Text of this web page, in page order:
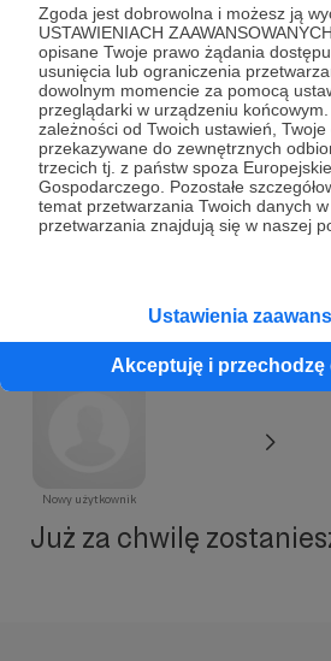
Zgoda jest dobrowolna i możesz ją
USTAWIENIACH
opisane Twoje prawo żądania
usunięcia lub ograniczenia
dowolnym momencie za pomocą
przeglądarki w urządzeniu
zależności od Twoich ustawień,
przekazywane do zewnętrznych
trzecich tj. z państw spoza
Gospodarczego. Pozostałe
temat przetwarzania Twoich danych
przetwarzania znajdują się w naszej
Ustawienia
Akceptuję i przechodzę
Uzyskujesz dostęp do
dodatkowo raz w miesiącu
video z jednej z wybranych
choreografii aby uzyskać
Patroni: 0
Nowy użytkownik
Już za chwilę